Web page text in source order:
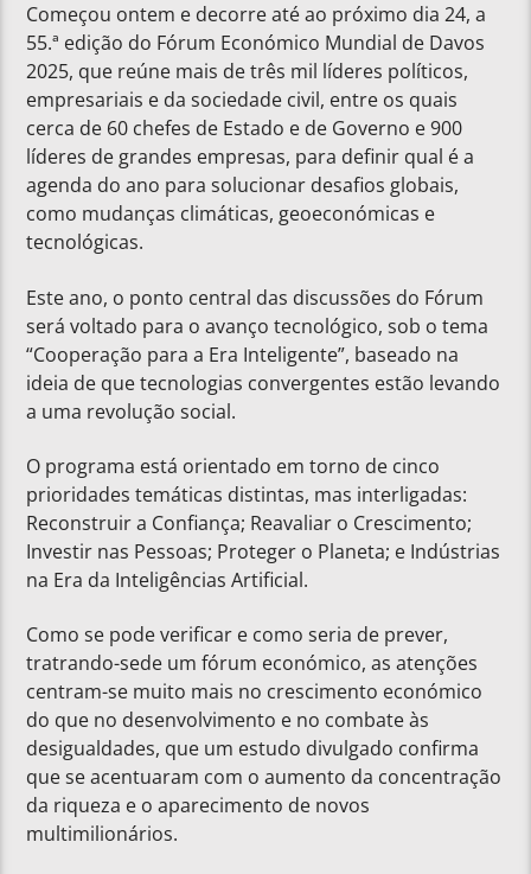
Começou ontem e decorre até ao próximo dia 24, a
55.ª edição do Fórum Económico Mundial de Davos
2025, que reúne mais de três mil líderes políticos,
empresariais e da sociedade civil, entre os quais
cerca de 60 chefes de Estado e de Governo e 900
líderes de grandes empresas, para definir qual é a
agenda do ano para solucionar desafios globais,
como mudanças climáticas, geoeconómicas e
tecnológicas.
Este ano, o ponto central das discussões do Fórum
será voltado para o avanço tecnológico, sob o tema
“Cooperação para a Era Inteligente”, baseado na
ideia de que tecnologias convergentes estão levando
a uma revolução social.
O programa está orientado em torno de cinco
prioridades temáticas distintas, mas interligadas:
Reconstruir a Confiança; Reavaliar o Crescimento;
Investir nas Pessoas; Proteger o Planeta; e Indústrias
na Era da Inteligências Artificial.
Como se pode verificar e como seria de prever,
tratrando-sede um fórum económico, as atenções
centram-se muito mais no crescimento económico
do que no desenvolvimento e no combate às
desigualdades, que um estudo divulgado confirma
que se acentuaram com o aumento da concentração
da riqueza e o aparecimento de novos
multimilionários.